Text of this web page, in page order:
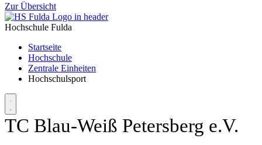
Zur Übersicht
Hochschule Fulda
Startseite
Hochschule
Zentrale Einheiten
Hochschulsport
TC Blau-Weiß Petersberg e.V.